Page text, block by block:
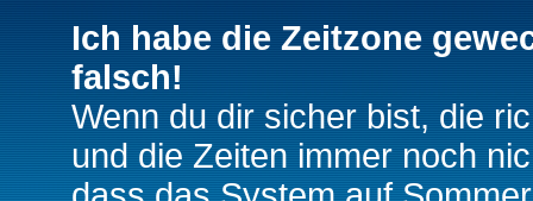
Ich habe die Zeitzone
falsch!
Wenn du dir sicher bist, die
und die Zeiten immer noch